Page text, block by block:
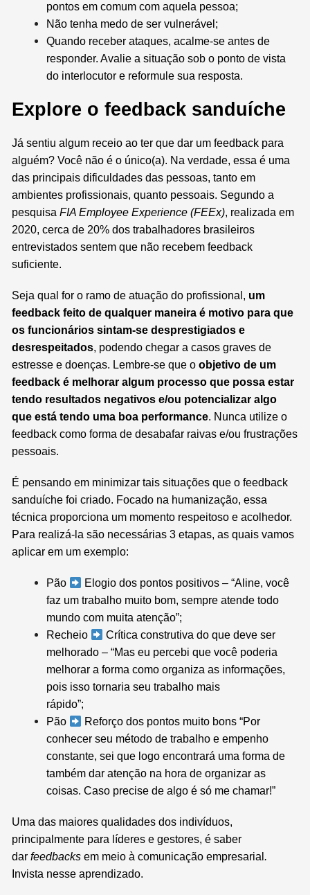
pontos em comum com aquela pessoa;
Não tenha medo de ser vulnerável;
Quando receber ataques, acalme-se antes de
responder. Avalie a situação sob o ponto de vista
do interlocutor e reformule sua resposta.
Explore o feedback sanduíche
Já sentiu algum receio ao ter que dar um feedback para
alguém? Você não é o único(a). Na verdade, essa é uma
das principais dificuldades das pessoas, tanto em
ambientes profissionais, quanto pessoais. Segundo a
pesquisaFIA Employee Experience (FEEx), realizada em
2020, cerca de 20% dos trabalhadores brasileiros
entrevistados sentem que não recebem feedback
suficiente.
Seja qual for o ramo de atuação do profissional, um
feedback feito de qualquer maneira é motivo para que
os funcionários sintam-se desprestigiados e
desrespeitados, podendo chegar a casos graves de
estresse e doenças. Lembre-se que oobjetivo de um
feedback é melhorar algum processo que possa estar
tendo resultados negativos e/ou potencializar algo
que está tendo uma boa performance. Nunca utilize o
feedback como forma de desabafar raivas e/ou frustrações
pessoais.
É pensando em minimizar tais situações que o feedback
sanduíche foi criado. Focado na humanização, essa
técnica proporciona um momento respeitoso e acolhedor.
Para realizá-la são necessárias 3 etapas, as quais vamos
aplicar em um exemplo:
Pão
Elogio dos pontos positivos – “Aline, você
faz um trabalho muito bom, sempre atende todo
mundo com muita atenção”;
Recheio
Crítica construtiva do que deve ser
melhorado – “Mas eu percebi que você poderia
melhorar a forma como organiza as informações,
pois isso tornaria seu trabalho mais
rápido”;⠀⠀⠀⠀⠀
Pão
Reforço dos pontos muito bons “Por
conhecer seu método de trabalho e empenho
constante, sei que logo encontrará uma forma de
também dar atenção na hora de organizar as
coisas. Caso precise de algo é só me chamar!”
Uma das maiores qualidades dos indivíduos,
principalmente para líderes e gestores, é saber
darfeedbacksem meio à comunicação empresarial.
Invista nesse aprendizado.